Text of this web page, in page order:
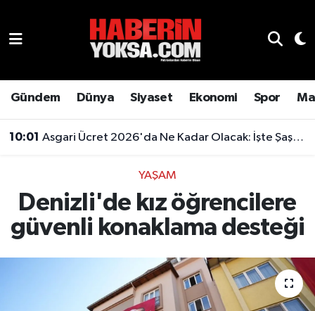
Gündem Dünya Siyaset Ekonomi Spor
10:01 Asgari Ücret 2026'da Ne Kadar Olacak: İşte Şaşırtan Rakam
YAŞAM
Denizli'de kız öğrencilere
güvenli konaklama desteği
Genel
Gündem
Otomobil
Hava Durumu
Son Dakika Haberleri
Haber Arşivi